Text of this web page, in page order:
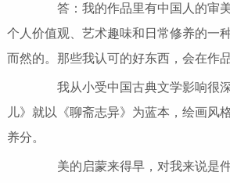
答：我的作品里有中国人的审美
个人价值观、艺术趣味和日常修养的一
而然的。那些我认可的好东西，会在作
我从小受中国古典文学影响很深
儿》就以《聊斋志异》为蓝本，绘画风
养分。
美的启蒙来得早，对我来说是